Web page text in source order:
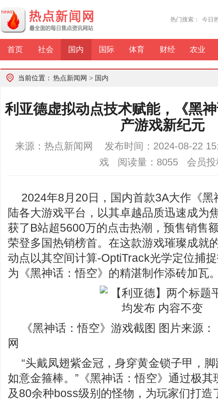
热门搜索： 今日
首页 社会 国内 国际 体育 财经 农业
当前位置： 热点新闻网 > 国内
利亚德虚拟动点技术赋能，《黑
产游戏新纪元
来源：热点新闻网 发布时间：2024-08-22
戏 阅读量：8055 会员投
2024年8月20日，国内首款3A大作《
陆各大游戏平台，以其卓越品质迅速成为
获了B站超5600万的点击热潮，预售销售
荣登多国热销榜首。在这款游戏璀璨成就
动点以其空间计算-OptiTrack光学定位捕
为《黑神话：悟空》的精湛制作添砖加瓦
《黑神话：悟空》游戏截图 图片来源
网
“头戴凤翅紫金冠，身穿黄金锁子甲，
如意金箍棒。”《黑神话：悟空》通过极
及80余种boss级别的怪物，为玩家们打造